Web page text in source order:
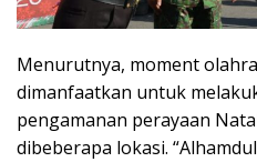
Menurutnya, moment
dimanfaatkan untuk
pengamanan perayaan
dibeberapa lokasi.